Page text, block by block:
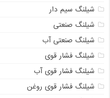
شیلنگ سیم دار
شیلنگ صنعتی
شیلنگ صنعتی آب
شیلنگ فشار قوی
شیلنگ فشار قوی آب
شیلنگ فشار قوی روغن